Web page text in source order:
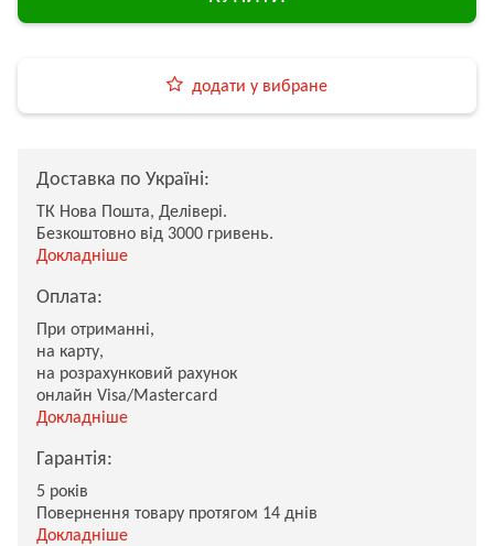
додати у вибране
Доставка по Україні:
ТК Нова Пошта, Делівері.
Безкоштовно від 3000 гривень.
Докладніше
Оплата:
При отриманні,
на карту,
на розрахунковий рахунок
онлайн Visa/Mastercard
Докладніше
Гарантія:
5 років
Повернення товару протягом 14 днів
Докладніше